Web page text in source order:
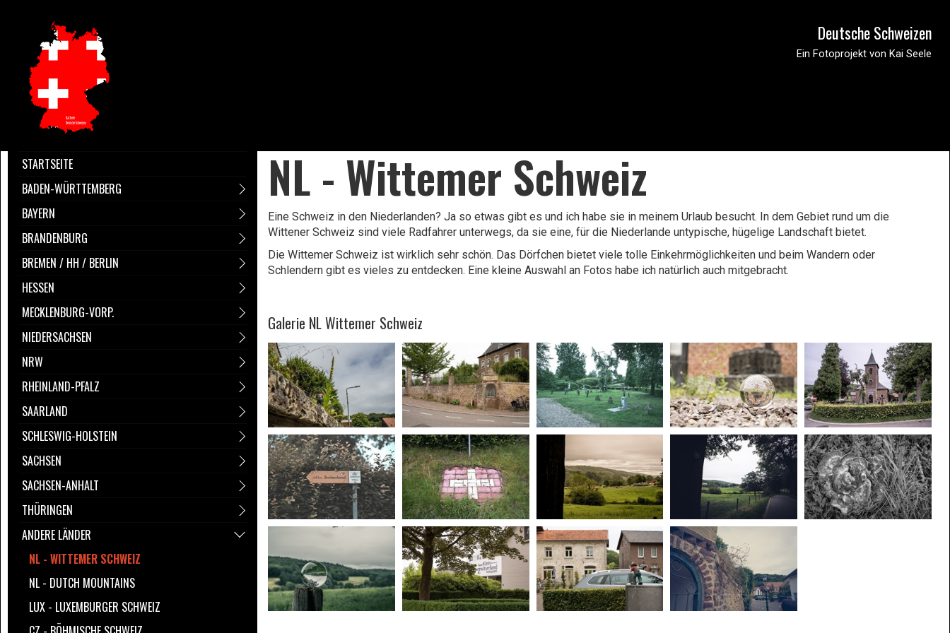
Deutsche Schweizen
Ein Fotoprojekt von Kai Seele
STARTSEITE
BADEN-WÜRTTEMBERG
BAYERN
BRANDENBURG
BREMEN / HH / BERLIN
HESSEN
MECKLENBURG-VORP.
NIEDERSACHSEN
NRW
RHEINLAND-PFALZ
SAARLAND
SCHLESWIG-HOLSTEIN
SACHSEN
SACHSEN-ANHALT
THÜRINGEN
ANDERE LÄNDER
NL - WITTEMER SCHWEIZ
NL - DUTCH MOUNTAINS
LUX - LUXEMBURGER SCHWEIZ
NL - Wittemer Schweiz
Eine Schweiz in den Niederlanden? Ja so etwas gibt es und ich habe sie in meinem Urlaub besucht. In dem Gebiet rund um die
Wittener Schweiz sind viele Radfahrer unterwegs, da sie eine, für die Niederlande untypische, hügelige Landschaft bietet.
Die Wittemer Schweiz ist wirklich sehr schön. Das Dörfchen bietet viele tolle Einkehrmöglichkeiten und beim Wandern oder
Schlendern gibt es vieles zu entdecken. Eine kleine Auswahl an Fotos habe ich natürlich auch mitgebracht.
Galerie NL Wittemer Schweiz